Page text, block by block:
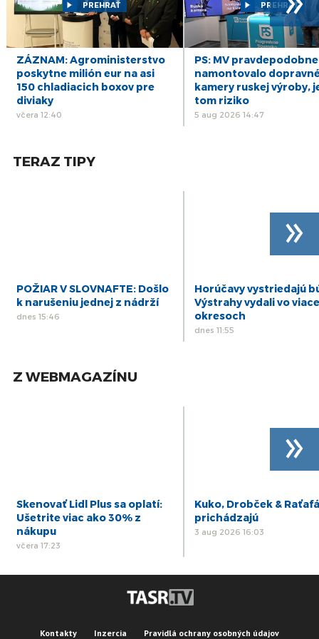
feb
11 EU Weekly Review - 11/02/2022
4
feb
EU Weekly Review - 4/2/22
PREHRAŤ
ZÁZNAM: Agroministerstvo
poskytne milión eur na asi
150 chladiacich boxov pre
diviaky
včera 12:40
PREHRAŤ
PS: MV pravdepodobne
namontovalo
kamery ruskej výroby,
tom riziko
5 aug 2026 14:47
TERAZ TIPY
POŽIAR V SLOVNAFTE: Došlo
k narušeniu jednej z nádrží
dnes 15:46
Horúčavy vystriedajú
Výstrahy vydali vo
okresoch
dnes 11:55
»
Z WEBMAGAZÍNU
Skenovať Lidl Plus sa oplatí:
Ušetrite viac ako 30% z
nákupu
včera 17:23
Kuko, Drobček &
prichádzajú
3 aug 2026 16:03
»
Kontakty Inzercia Pravidlá ochrany osobných údajov